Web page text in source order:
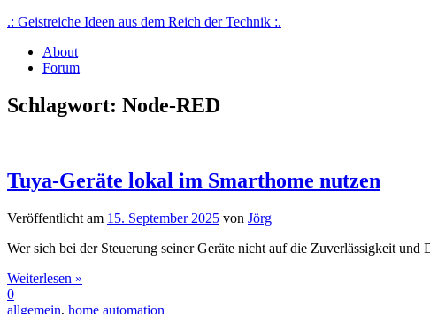
Skip
content
.: Geistreiche Ideen aus dem Reich der Technik :.
Von Nerds für Nerds, Technikprojekte mit Schwerpunkt iot, smart home,
About
Forum
Schlagwort: Node-RED
Tuya-Geräte lokal im Smarthome nutzen
Veröffentlicht am 15. September 2025 von Jörg
Wer sich bei der Steuerung seiner Geräte nicht auf die Zuverlässigkeit
Weiterlesen »
0
allgemein, home automation